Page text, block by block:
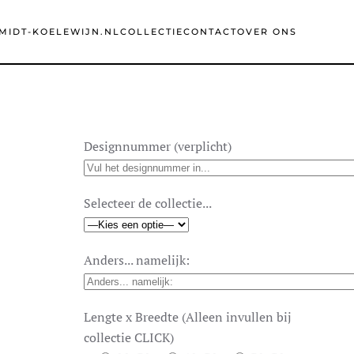
KOELEWIJN.NL COLLECTIECONTACTOVER ONS
Designnummer (verplicht)
Selecteer de collectie...
Anders... namelijk:
Lengte x Breedte (Alleen invullen bij
collectie CLICK)